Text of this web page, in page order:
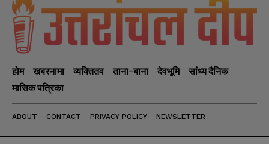
होम खबरनामा व्यक्तितव ताना-बाना देवभूमि
सांध्य दैनिक
मासिक पत्रिका
ABOUT CONTACT PRIVACY POLICY NEWSLETTER